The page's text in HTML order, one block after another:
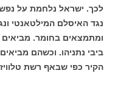
לכך. ישראל נלחמת על
נגד האיסלם המילטאנטי
ומתמצאים בחומר. מביאים
ביבי נתניהו. וכשהם
הקיר כפי שבאף רשת